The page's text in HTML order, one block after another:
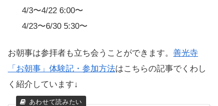
4/3〜4/22 6:00〜
4/23〜6/30 5:30〜
お朝事は参拝者も立ち会うことができます。 善光寺
「お朝事」体験記・参加方法はこちらの記事でくわし
く紹介しています↓